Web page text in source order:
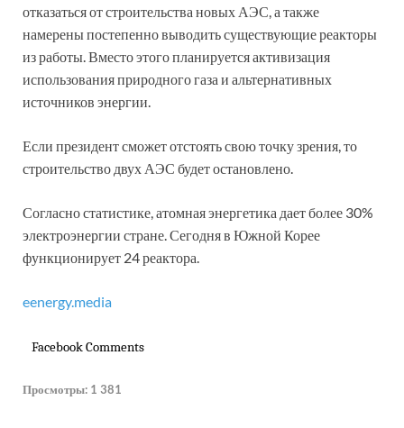
отказаться от строительства новых АЭС, а также
намерены постепенно выводить существующие реакторы
из работы. Вместо этого планируется активизация
использования природного газа и альтернативных
источников энергии.
Если президент сможет отстоять свою точку зрения, то
строительство двух АЭС будет остановлено.
Согласно статистике, атомная энергетика дает более 30%
электроэнергии стране. Сегодня в Южной Корее
функционирует 24 реактора.
eenergy.media
Facebook Comments
Просмотры: 1 381